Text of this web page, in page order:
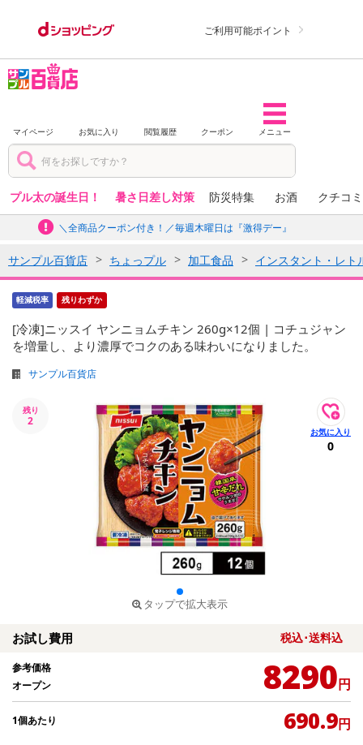
ご利用可能ポイント
マイページ お気に入り 閲覧履歴 クーポン メニュー
プル太の誕生日！ 暑さ日差し対策 防災特集 お酒 クチコ
＼全商品クーポン付き！／毎週木曜日は『激得デー』
サンプル百貨店 ちょっプル 加工食品 インスタント・レト
軽減税率 残りわずか
[冷凍]ニッスイ ヤンニョムチキン 260g×12個 | コチュジャン
を増量し、より濃厚でコクのある味わいになりました。
サンプル百貨店
残り
2
タップで拡大表示
0
お試し費用 税込･送料込
参考価格
オープン
8290円
1個あたり 690.9円